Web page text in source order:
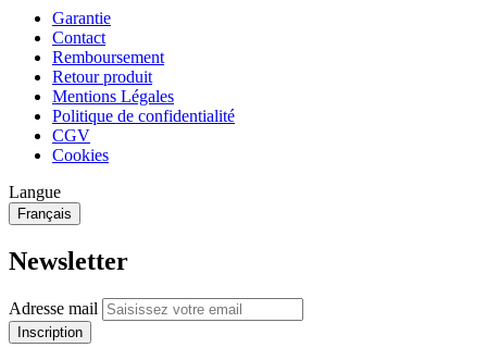
Garantie
Contact
Remboursement
Retour produit
Mentions Légales
Politique de confidentialité
CGV
Cookies
Langue
Français
Newsletter
Adresse mail
Inscription